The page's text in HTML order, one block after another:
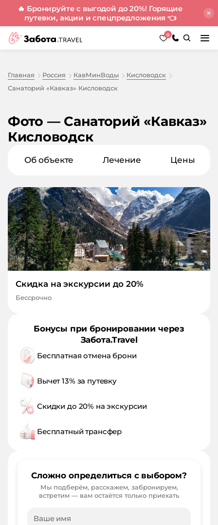
🔥 Бронируйте с выгодой до 20%! Горящие
путевки, акции и спецпредложения 👈
0
Главная Россия КавМинВоды
Кисловодск
Санаторий «Кавказ» Кисловодск
Фото — Санаторий «Кавказ»
Кисловодск
Об объекте Лечение Цены
Скидка на экскурсии до 20%
Бессрочно
Бонусы при бронировании через
Забота.Travel
Бесплатная отмена брони
Вычет 13% за путевку
Скидки до 20% на экскурсии
Бесплатный трансфер
Сложно определиться с выбором?
Мы подберём, расскажем, забронируем,
встретим — вам остаётся только приехать